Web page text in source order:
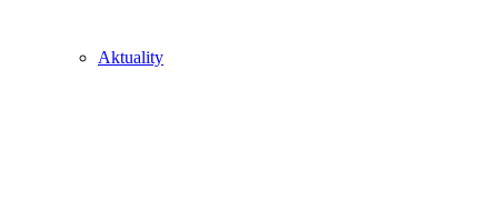
Aktuality